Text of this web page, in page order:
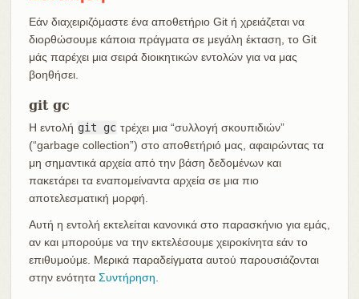
Εάν διαχειριζόμαστε ένα αποθετήριο Git ή χρειάζεται να
διορθώσουμε κάποια πράγματα σε μεγάλη έκταση, το Git
μάς παρέχει μια σειρά διοικητικών εντολών για να μας
βοηθήσει.
git gc
Η εντολή git gc τρέχει μια “συλλογή σκουπιδιών”
(“garbage collection”) στο αποθετήριό μας, αφαιρώντας τα
μη σημαντικά αρχεία από την βάση δεδομένων και
πακετάρει τα εναπομείναντα αρχεία σε μια πιο
αποτελεσματική μορφή.
Αυτή η εντολή εκτελείται κανονικά στο παρασκήνιο για εμάς,
αν και μπορούμε να την εκτελέσουμε χειροκίνητα εάν το
επιθυμούμε. Μερικά παραδείγματα αυτού παρουσιάζονται
στην ενότητα Συντήρηση